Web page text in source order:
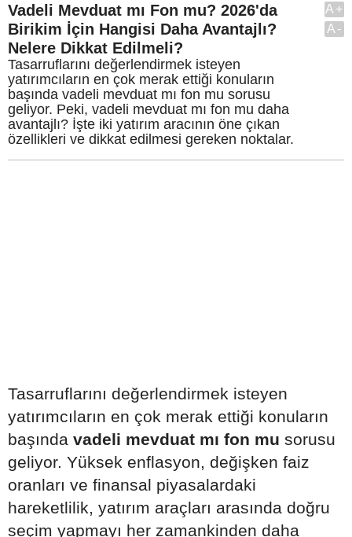
Vadeli Mevduat mı Fon mu? 2026'da
Birikim İçin Hangisi Daha Avantajlı?
Nelere Dikkat Edilmeli?
Tasarruflarını değerlendirmek isteyen
yatırımcıların en çok merak ettiği konuların
başında vadeli mevduat mı fon mu sorusu
geliyor. Peki, vadeli mevduat mı fon mu daha
avantajlı? İşte iki yatırım aracının öne çıkan
özellikleri ve dikkat edilmesi gereken noktalar.
A+
A-
Tasarruflarını değerlendirmek isteyen
yatırımcıların en çok merak ettiği konuların
başında vadeli mevduat mı fon mu sorusu
geliyor. Yüksek enflasyon, değişken faiz
oranları ve finansal piyasalardaki
hareketlilik, yatırım araçları arasında doğru
seçim yapmayı her zamankinden daha